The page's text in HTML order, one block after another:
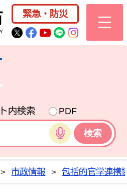
桜川市公式ホー
緊急・防災
桜川市公式Twitter
桜川市公式
桜川市公式
桜川市公式
内検索
PDF
音声検索
> 市政情報 > 包括的官学連携